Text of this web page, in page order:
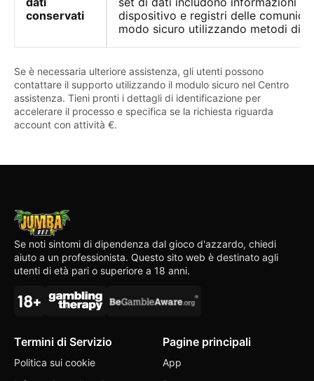
conservati
dispositivo e registri delle
modo sicuro utilizzando metodi di
Se è necessaria ulteriore assistenza, gli utenti possono
contattare il supporto utilizzando il modulo sicuro nel Centro
assistenza. Tieni pronti i dettagli di identificazione per
accelerare il processo e specifica se la richiesta riguarda
account con attività €.
Se noti sintomi di dipendenza dal gioco d'azzardo, chiedi
aiuto a un professionista. Questo sito web è destinato agli
utenti di età pari o superiore a 18 anni.
Termini di Servizio
Politica sui cookie
Pagine principali
App